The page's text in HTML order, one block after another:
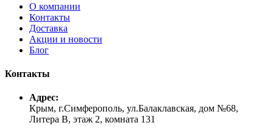
О компании
Контакты
Доставка
Акции и новости
Блог
Контакты
Адрес:
Крым, г.Симферополь, ул.Балаклавская, дом №68,
Литера В, этаж 2, комната 131